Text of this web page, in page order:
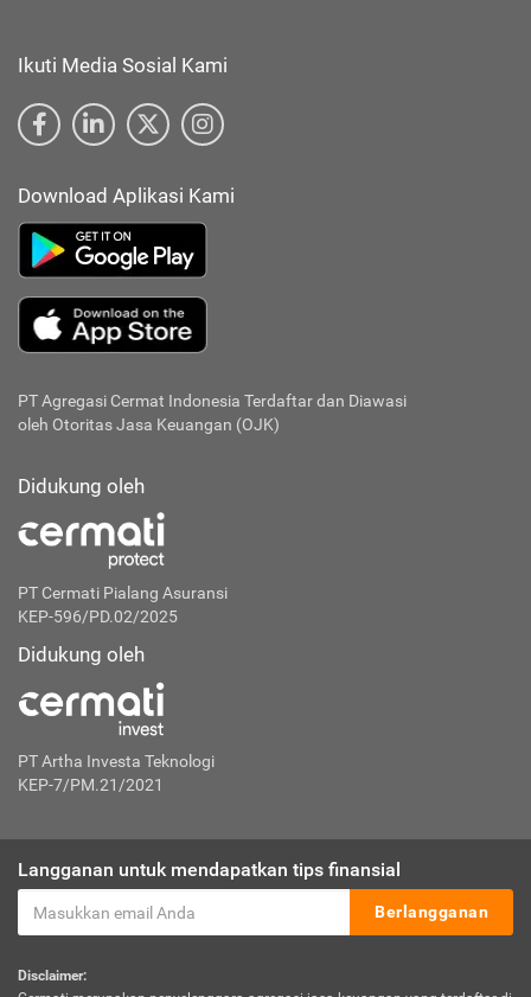
Ikuti Media Sosial Kami
Download Aplikasi Kami
PT Agregasi Cermat Indonesia Terdaftar dan Diawasi
oleh Otoritas Jasa Keuangan (OJK)
Didukung oleh
PT Cermati Pialang Asuransi
KEP-596/PD.02/2025
Didukung oleh
PT Artha Investa Teknologi
KEP-7/PM.21/2021
Langganan untuk mendapatkan tips finansial
Berlangganan
Disclaimer: